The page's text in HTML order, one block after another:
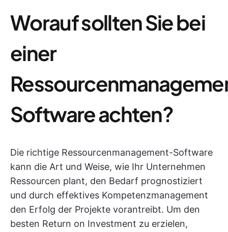
Worauf sollten Sie bei
einer
Software achten?
Die richtige Ressourcenmanagement-Software
kann die Art und Weise, wie Ihr Unternehmen
Ressourcen plant, den Bedarf prognostiziert
und durch effektives Kompetenzmanagement
den Erfolg der Projekte vorantreibt. Um den
besten Return on Investment zu erzielen,